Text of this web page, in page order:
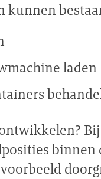
kunnen
laden